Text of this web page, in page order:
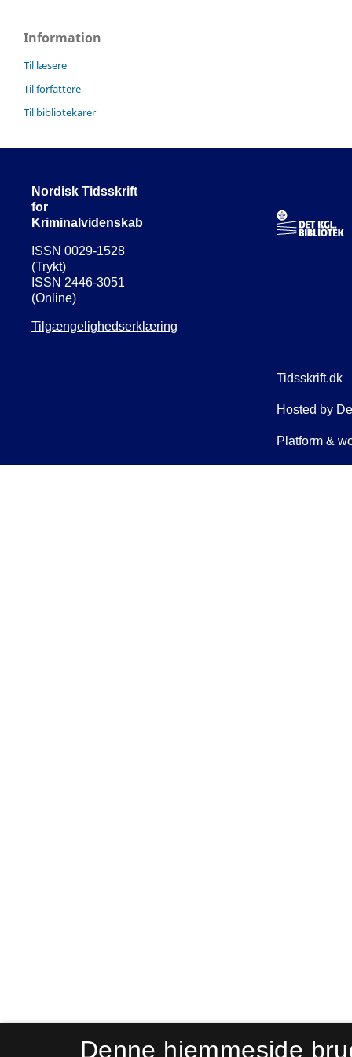
Information
Til læsere
Til forfattere
Til bibliotekarer
Nordisk Tidsskrift
for
Kriminalvidenskab
ISSN 0029-1528
(Trykt)
ISSN 2446-3051
(Online)
Tilgængelighedserklæring
Denne hjemmeside